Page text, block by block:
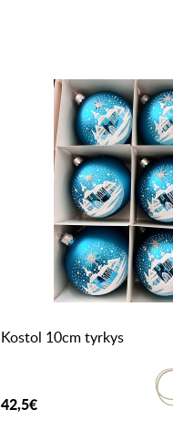
Kostol 10cm tyrkys
42,5€